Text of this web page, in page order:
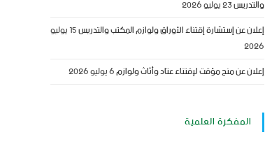
والتدريس23 يوليو 2026
إعلان عن إستشارة إقتناء الأوراق ولوازم المكتب والتدريس 15 يوليو
2026
إعلان عن منح مؤقت لإقتناء عتاد وأثاث ولوازم6 يوليو 2026
المفكرة العلمية